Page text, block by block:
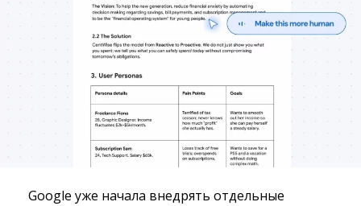
Google уже начала внедрять отдельные